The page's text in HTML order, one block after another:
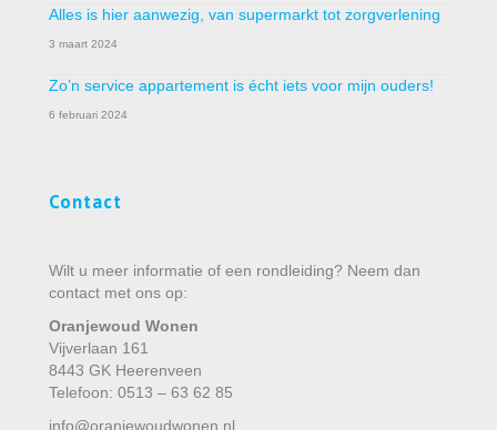
Alles is hier aanwezig, van supermarkt tot zorgverlening
3 maart 2024
Zo’n service appartement is écht iets voor mijn ouders!
6 februari 2024
Contact
Wilt u meer informatie of een rondleiding? Neem dan
contact met ons op:
Oranjewoud Wonen
Vijverlaan 161
8443 GK Heerenveen
Telefoon: 0513 – 63 62 85
info@oranjewoudwonen.nl